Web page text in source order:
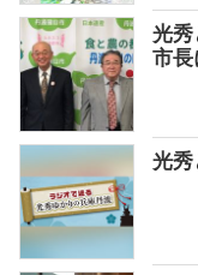
光
市長
光秀